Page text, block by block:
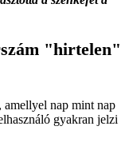
"hirtelen"
amellyel nap mint nap
gyakran jelzi